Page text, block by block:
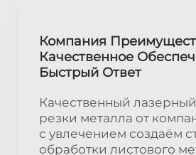
Компания
Качественное
Быстрый Ответ
Качественный
резки металла от
с увлечением создаём
обработки листового